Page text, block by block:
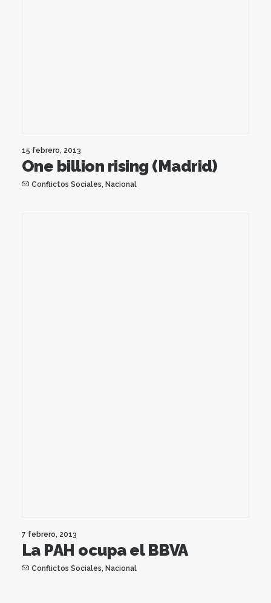
15 febrero, 2013
One billion rising (Madrid)
Conflictos Sociales, Nacional
7 febrero, 2013
La PAH ocupa el BBVA
Conflictos Sociales, Nacional